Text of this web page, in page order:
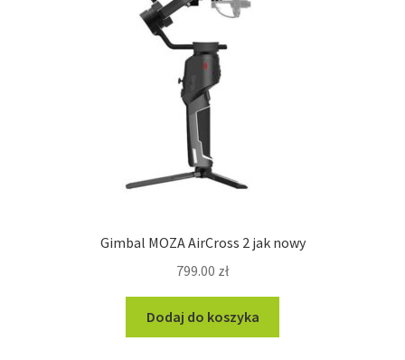
Gimbal MOZA AirCross 2 jak nowy
799.00 zł
Dodaj do koszyka